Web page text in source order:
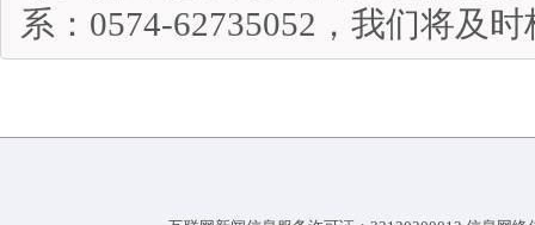
系：0574-62735052，我们将及